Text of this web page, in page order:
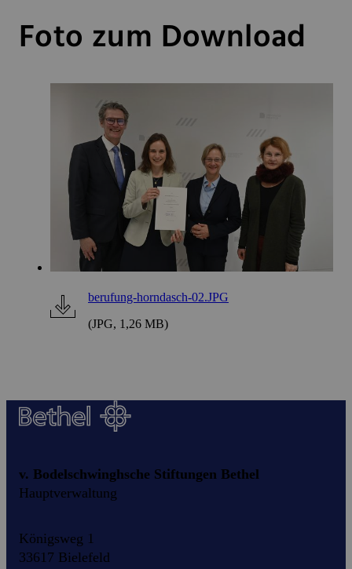
Foto zum Download
berufung-horndasch-02.JPG
(JPG, 1,26 MB)
v. Bodelschwinghsche Stiftungen Bethel
Hauptverwaltung
Königsweg 1
33617 Bielefeld